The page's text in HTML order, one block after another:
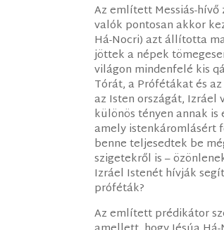
Az említett Messiás-
valók pontosan akkor
Há-Nocri) azt állította
jöttek a népek
világon mindenfelé kis
Tórát, a Prófétákat és
az Isten országát, Izráel
különös tényen annak
amely istenkáromlásért
benne teljesedtek be
szigetekről is –
Izráel Istenét hívják
próféták?
Az említett prédikátor